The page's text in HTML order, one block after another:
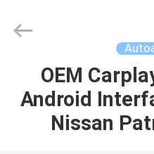
HUIS
PRODUCTEN
Automobile
Electron
OEM
Android
Nissan